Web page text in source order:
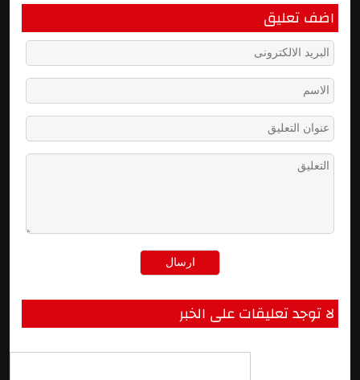
اضف تعليق
لا توجد تعليقات على الخبر